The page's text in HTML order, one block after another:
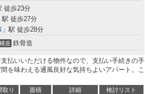
徒歩23分
駅 徒歩27分
」駅 徒歩28分
構造 鉄骨造
払いいただける物件なので、支払い手続きの手
を味わえる通風良好な気持ちよいアパート。こ
取り 面積 詳細
検討リスト